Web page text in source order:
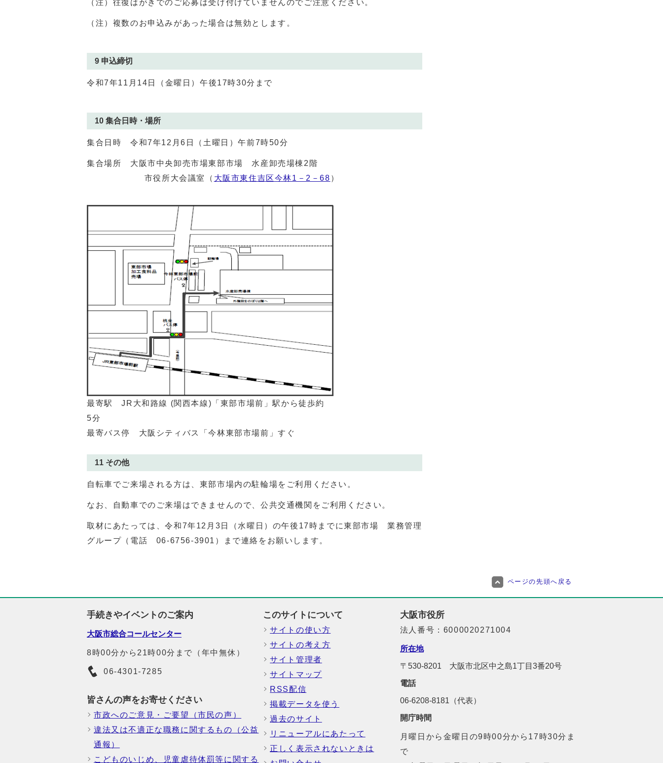
（注）往復はがきでのご応募は受け付けていませんのでご注意ください。
（注）複数のお申込みがあった場合は無効とします。
9 申込締切
令和7年11月14日（金曜日）午後17時30分まで
10 集合日時・場所
集合日時 令和7年12月6日（土曜日）午前7時50分
集合場所 大阪市中央卸売市場東部市場 水産卸売場棟2階
市役所大会議室（ 大阪市東住吉区今林1－2－68 ）
最寄駅 JR大和路線 (関西本線)「東部市場前」駅から徒歩約
5分
最寄バス停 大阪シティバス「今林東部市場前」すぐ
11 その他
自転車でご来場される方は、東部市場内の駐輪場をご利用ください。
なお、自動車でのご来場はできませんので、公共交通機関をご利用ください。
取材にあたっては、令和7年12月3日（水曜日）の午後17時までに東部市場 業務管理
グループ（電話 06-6756-3901 ）まで連絡をお願いします。
ページの先頭へ戻る
手続きやイベントのご案内
大阪市総合コールセンター
8時00分から21時00分まで（年中無休）
06-4301-7285
皆さんの声をお寄せください
市政へのご意見・ご要望（市民の声）
違法又は不適正な職務に関するもの（公益
通報）
こどものいじめ、児童虐待体罰等に関する
このサイトについて
サイトの使い方
サイトの考え方
サイト管理者
サイトマップ
RSS配信
掲載データを使う
過去のサイト
リニューアルにあたって
正しく表示されないときは
大阪市役所
法人番号：6000020271004
所在地
〒530-8201 大阪市北区中之島1丁目3番20号
電話
06-6208-8181（代表）
開庁時間
月曜日から金曜日の9時00分から17時30分ま
で